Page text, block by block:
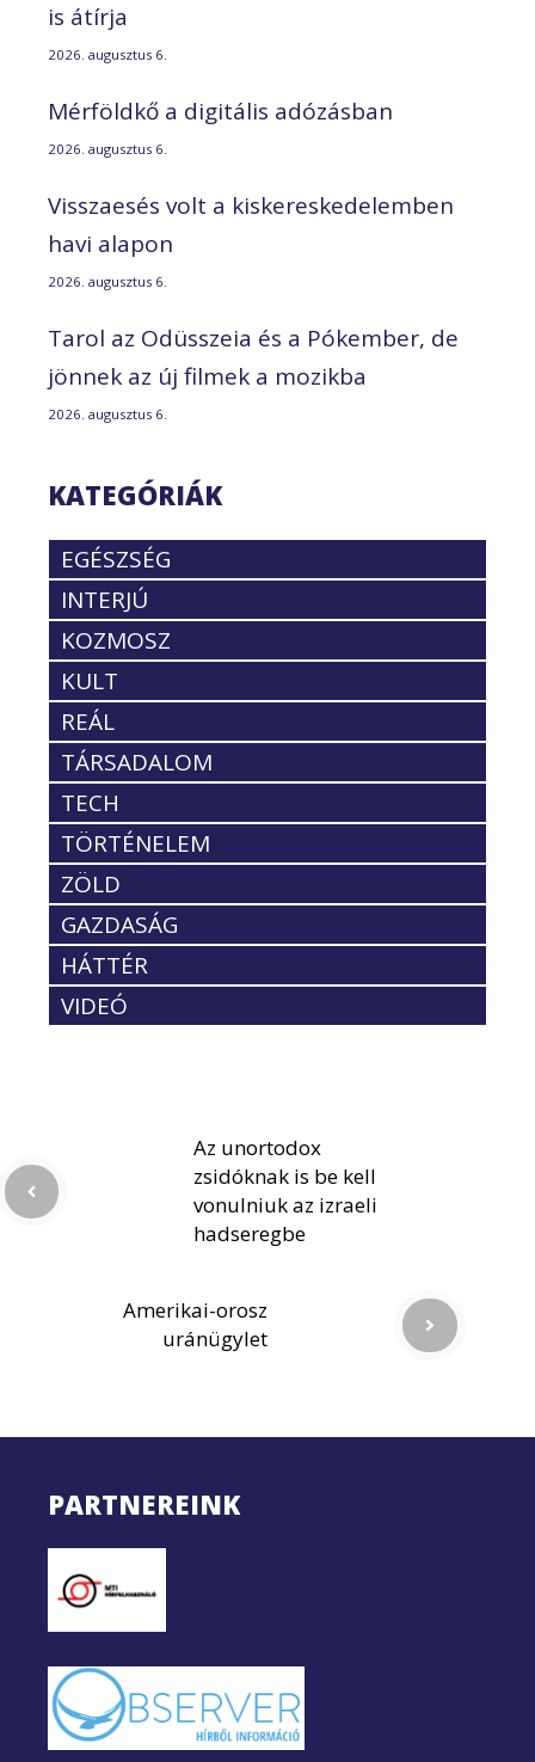
is átírja
2026. augusztus 6.
Mérföldkő a digitális adózásban
2026. augusztus 6.
Visszaesés volt a kiskereskedelemben
havi alapon
2026. augusztus 6.
Tarol az Odüsszeia és a Pókember, de
jönnek az új filmek a mozikba
2026. augusztus 6.
KATEGÓRIÁK
EGÉSZSÉG
INTERJÚ
KOZMOSZ
KULT
REÁL
TÁRSADALOM
TECH
TÖRTÉNELEM
ZÖLD
GAZDASÁG
HÁTTÉR
VIDEÓ
Az unortodox
zsidóknak is be kell
vonulniuk az izraeli
hadseregbe
Amerikai-orosz
uránügylet
PARTNEREINK